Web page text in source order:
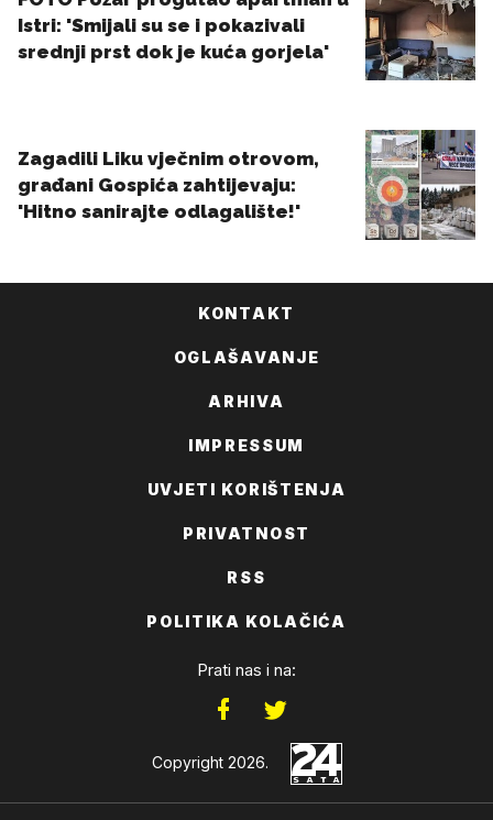
KONTAKT
OGLAŠAVANJE
ARHIVA
IMPRESSUM
UVJETI KORIŠTENJA
PRIVATNOST
RSS
POLITIKA KOLAČIĆA
Prati nas i na:
Copyright 2026.